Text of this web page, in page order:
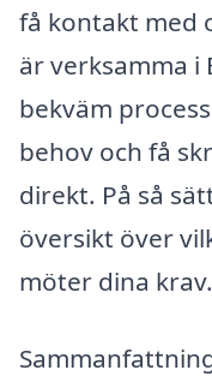
få kontakt med
är verksamma i
bekväm
behov och få
direkt. På så
översikt över
möter dina krav.